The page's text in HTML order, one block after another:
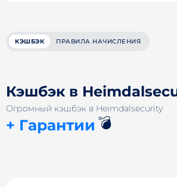
КЭШБЭК ПРАВИЛА НАЧИСЛЕНИЯ
Кэшбэк в
Огромный кэшбэк в Heimdalsecurity
+ Гарантии 💣